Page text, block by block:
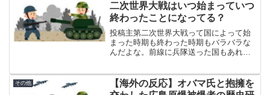
二次世界大戦はいつ始まっていつ
終わったことになってる？
投稿主第二次世界大戦って国によって始
まった時期も終わった時期もバラバラな
んだよな。前線に兵隊送った国もあれ
類史上最悪の紛争に巻き込まれたって考
えると、マジでスケールがデ...
その他
【海外の反応】オバマ氏と抱擁を